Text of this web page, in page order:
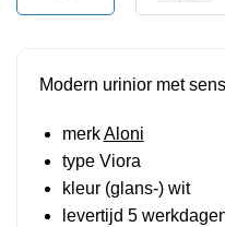
Modern urinior met
merkAloni
type Viora
kleur (glans-) wit
levertijd 5